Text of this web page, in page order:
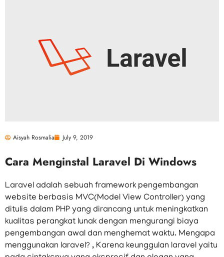
Aisyah Rosmalia July 9, 2019
Cara Menginstal Laravel Di Windows
Laravel adalah sebuah framework pengembangan
website berbasis MVC(Model View Controller) yang
ditulis dalam PHP yang dirancang untuk meningkatkan
kualitas perangkat lunak dengan mengurangi biaya
pengembangan awal dan menghemat waktu. Mengapa
menggunakan laravel? , Karena keunggulan laravel yaitu